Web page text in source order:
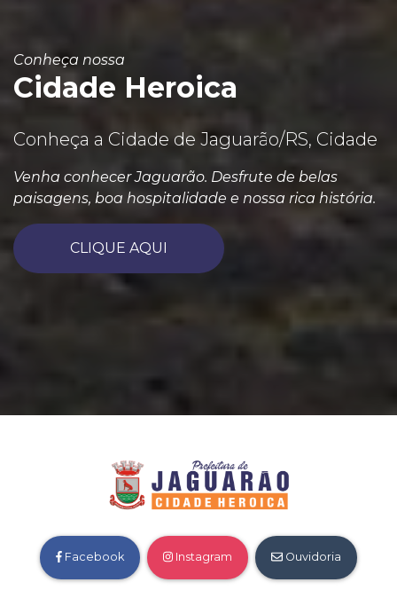
Conheça nossa
Cidade Heroica
Conheça a Cidade de Jaguarão/RS, Cidade
Venha conhecer Jaguarão. Desfrute de belas
paisagens, boa hospitalidade e nossa rica história.
CLIQUE AQUI
Facebook Instagram Ouvidoria